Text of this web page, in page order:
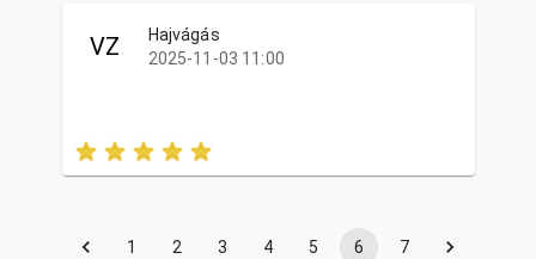
VZ
Hajvágás
2025-11-03 11:00
1 2 3 4 5 6 7